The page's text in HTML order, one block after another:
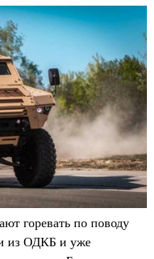
горевать по поводу
из ОДКБ и уже